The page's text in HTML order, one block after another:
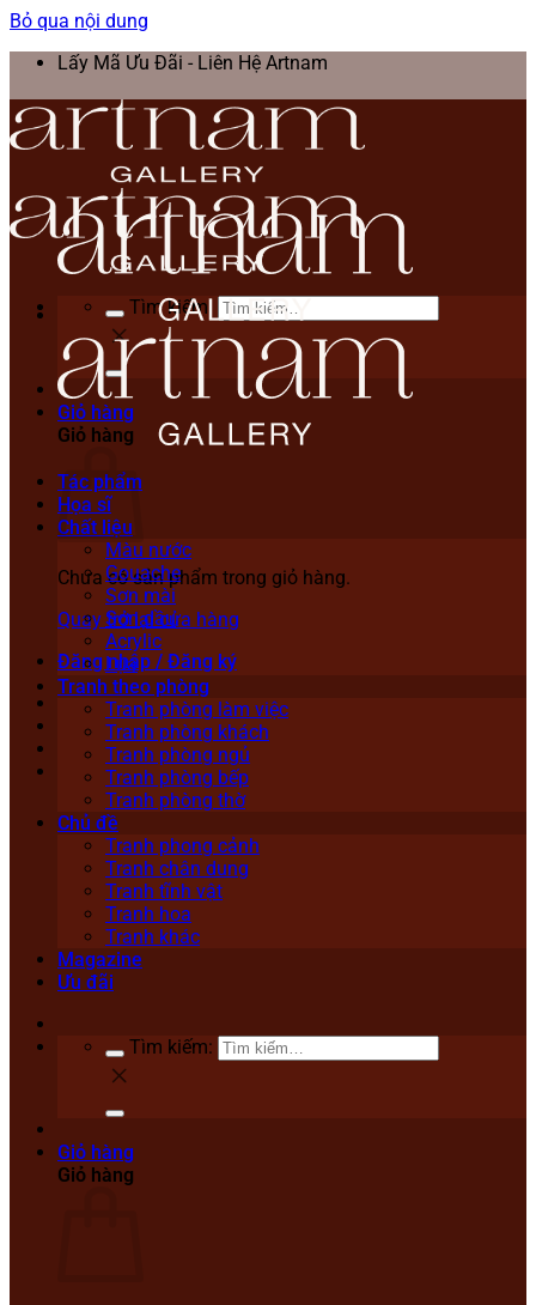
Bỏ qua nội dung
Lấy Mã Ưu Đãi - Liên Hệ Artnam
Tìm kiếm:
Giỏ hàng
Giỏ hàng
Chưa có sản phẩm trong giỏ hàng.
Quay trở lại cửa hàng
Đăng nhập / Đăng ký
Tác phẩm
Họa sĩ
Chất liệu
Màu nước
Gouache
Sơn mài
Sơn dầu
Acrylic
Lụa
Tranh theo phòng
Tranh phòng làm việc
Tranh phòng khách
Tranh phòng ngủ
Tranh phòng bếp
Tranh phòng thờ
Chủ đề
Tranh phong cảnh
Tranh chân dung
Tranh tĩnh vật
Tranh hoa
Tranh khác
Magazine
Ưu đãi
Tìm kiếm:
Giỏ hàng
Giỏ hàng